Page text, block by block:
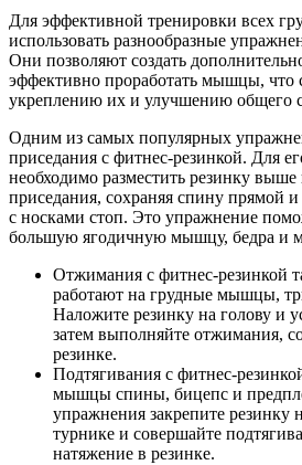
Для эффективной тренировки всех
использовать разнообразные
Они позволяют создать
эффективно проработать мышцы, что
укреплению их и улучшению общего
Одним из самых популярных
приседания с фитнес-резинкой. Для
необходимо разместить резинку выше
приседания, сохраняя спину прямой
с носками стоп. Это упражнение
большую ягодичную мышцу, бедра и
Отжимания с фитнес-резинкой
работают на грудные мышцы,
Наложите резинку на голову и
затем выполняйте отжимания,
резинке.
Подтягивания с фитнес-
мышцы спины, бицепс и
упражнения закрепите резинку
турнике и совершайте
натяжение в резинке.